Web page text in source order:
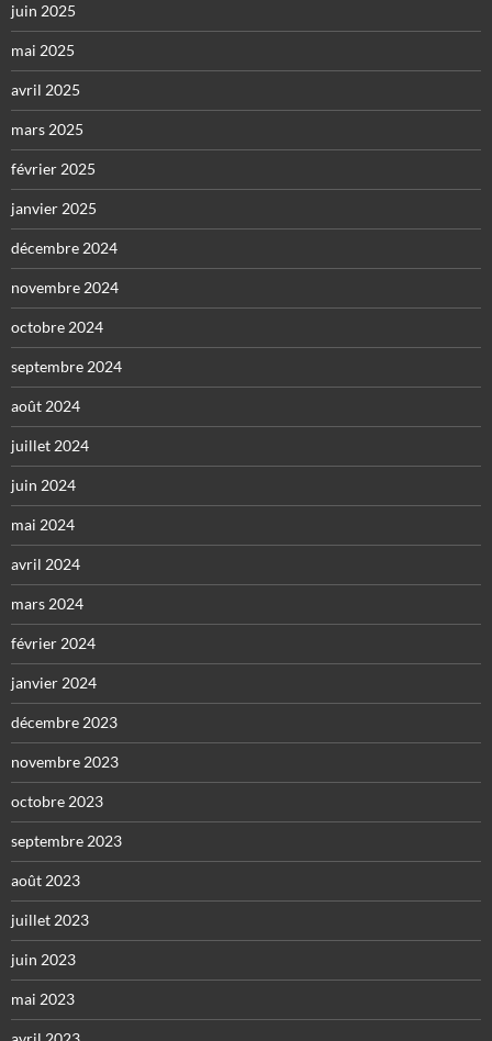
juin 2025
mai 2025
avril 2025
mars 2025
février 2025
janvier 2025
décembre 2024
novembre 2024
octobre 2024
septembre 2024
août 2024
juillet 2024
juin 2024
mai 2024
avril 2024
mars 2024
février 2024
janvier 2024
décembre 2023
novembre 2023
octobre 2023
septembre 2023
août 2023
juillet 2023
juin 2023
mai 2023